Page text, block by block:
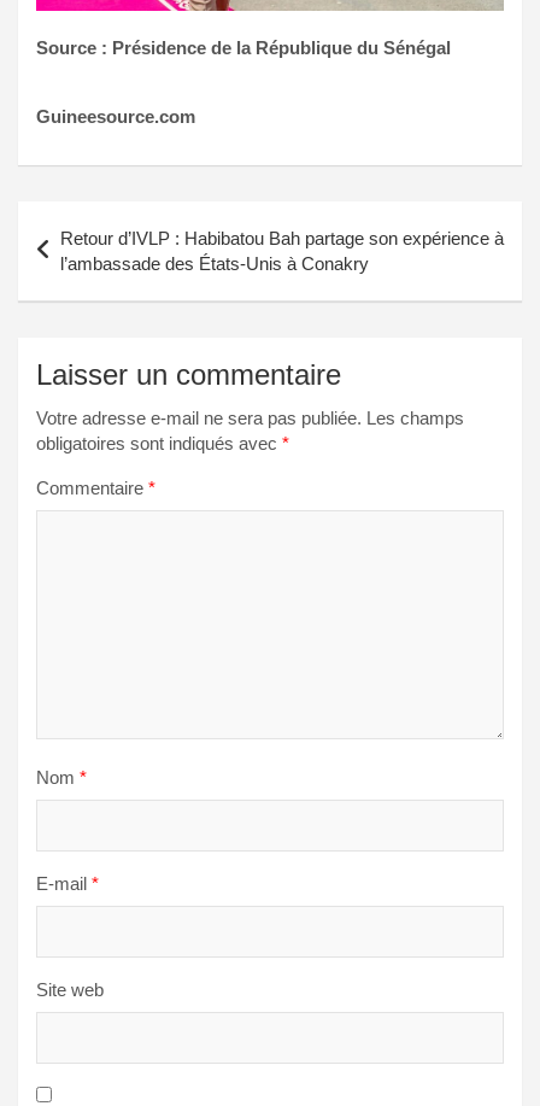
Source : Présidence de la République du Sénégal
Guineesource.com
de
l’article
Retour d’IVLP : Habibatou Bah partage son expérience à
l’ambassade des États-Unis à Conakry
Laisser un commentaire
Votre adresse e-mail ne sera pas publiée. Les champs
obligatoires sont indiqués avec *
Commentaire *
Nom *
E-mail *
Site web